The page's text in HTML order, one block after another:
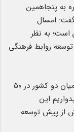
به پنجاهمین
امسال
است؛ به نظر
روابط فرهنگی
سفیر چین در ایران افزود: همکاری‌ها و مبادلات میان دو کشور در ۵۰
این
از پیش توسعه